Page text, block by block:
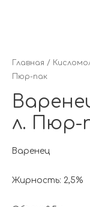
Главная /
Пюр-пак
л. Пюр-
Варенец
Жирность: 2,5%